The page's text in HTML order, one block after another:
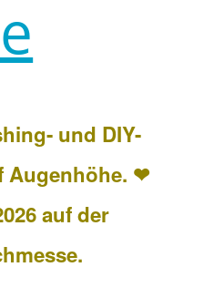
und DIY-
Augenhöhe. ❤
auf der